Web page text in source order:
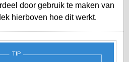
door gebruik te maken van
hierboven hoe dit werkt.
TIP